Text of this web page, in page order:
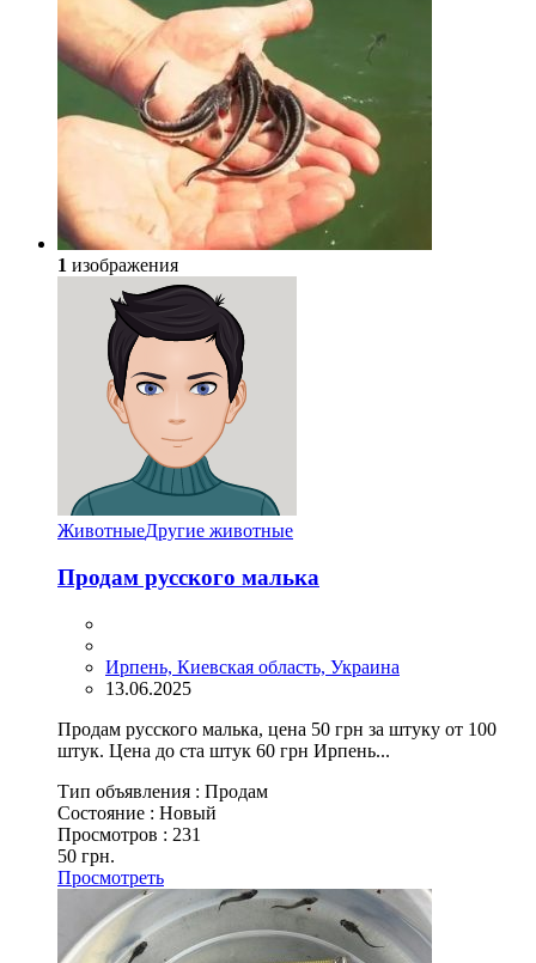
1 изображения
ЖивотныеДругие животные
Продам русского малька
Ирпень, Киевская область, Украина
13.06.2025
Продам русского малька, цена 50 грн за штуку от 100
штук. Цена до ста штук 60 грн Ирпень...
Тип объявления : Продам
Состояние : Новый
Просмотров : 231
50 грн.
Просмотреть